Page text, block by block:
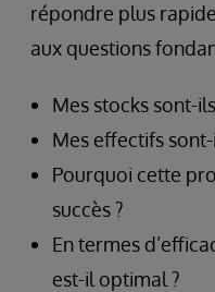
répondre plus
aux questions
Mes stocks sont-
Mes effectifs
Pourquoi cette
succès ?
En termes
est-il optimal ?